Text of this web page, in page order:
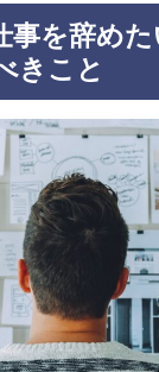
を辞めた
きこと